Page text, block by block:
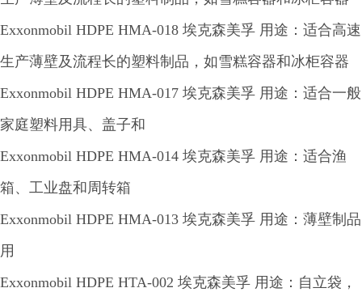
Exxonmobil HDPE HMA-018 埃克森美孚 用途：适合高速
生产薄壁及流程长的塑料制品，如雪糕容器和冰柜容器
Exxonmobil HDPE HMA-017 埃克森美孚 用途：适合一般
家庭塑料用具、盖子和
Exxonmobil HDPE HMA-014 埃克森美孚 用途：适合渔
箱、工业盘和周转箱
Exxonmobil HDPE HMA-013 埃克森美孚 用途：薄壁制品
用
Exxonmobil HDPE HTA-002 埃克森美孚 用途：自立袋，